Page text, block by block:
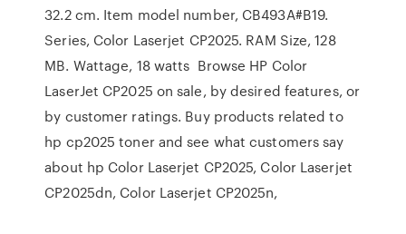
32.2 cm. Item model number, CB493A#B19.
Series, Color Laserjet CP2025. RAM Size, 128
MB. Wattage, 18 watts Browse HP Color
LaserJet CP2025 on sale, by desired features, or
by customer ratings. Buy products related to
hp cp2025 toner and see what customers say
about hp Color Laserjet CP2025, Color Laserjet
CP2025dn, Color Laserjet CP2025n,